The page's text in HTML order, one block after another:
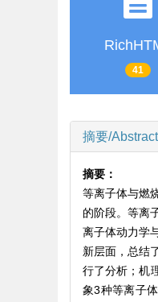
41
摘要/Abstract
摘要：
等离子体与燃
的阶段。等离
离子体动力学
新层面，总结
行了分析；机
象3种等离子